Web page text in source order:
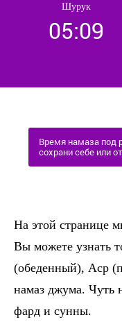
Шурук
05:09
Время намаза под
сохрани себе или
На этой странице
Вы можете узнать
(обеденный), Аср
намаз джума. Чуть
фард и сунны.